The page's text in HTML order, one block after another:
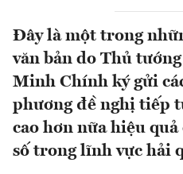
Đây là một trong
văn bản do Thủ
Minh Chính ký gửi
phương đề nghị tiếp
cao hơn nữa hiệu
số trong lĩnh vực hải